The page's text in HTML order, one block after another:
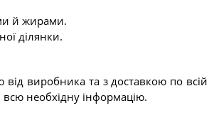
й жирами.
ділянки.
виробника та з доставкою по
необхідну інформацію.